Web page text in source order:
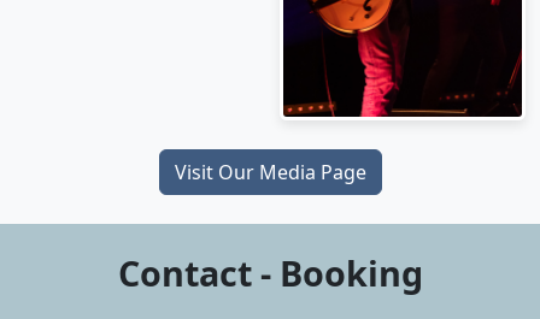
Visit Our Media Page
Contact - Booking